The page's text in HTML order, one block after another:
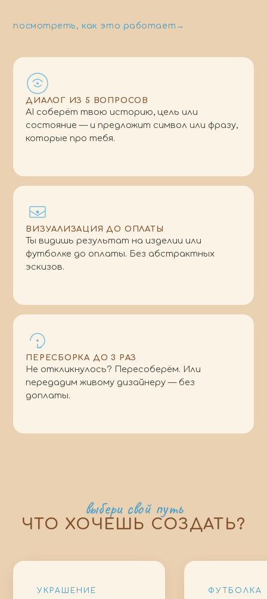
посмотреть, как это работает →
ДИАЛОГ ИЗ 5 ВОПРОСОВ
AI соберёт твою историю, цель или
состояние — и предложит символ или фразу,
которые про тебя.
ВИЗУАЛИЗАЦИЯ ДО ОПЛАТЫ
Ты видишь результат на изделии или
футболке до оплаты. Без абстрактных
эскизов.
ПЕРЕСБОРКА ДО 3 РАЗ
Не откликнулось? Пересоберём. Или
передадим живому дизайнеру — без
доплаты.
выбери свой путь
ЧТО ХОЧЕШЬ СОЗДАТЬ?
УКРАШЕНИЕ ФУТБОЛКА